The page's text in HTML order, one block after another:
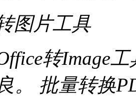
图片工具
转Image
。 批量转换